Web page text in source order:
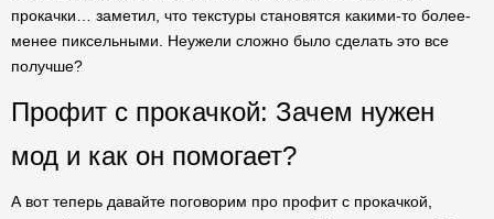
прокачки… заметил, что текстуры становятся какими-то более-
менее пиксельными. Неужели сложно было сделать это все
получше?
Профит с прокачкой: Зачем нужен
мод и как он помогает?
А вот теперь давайте поговорим про профит с прокачкой,